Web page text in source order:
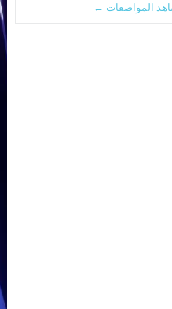
المواصفات ←